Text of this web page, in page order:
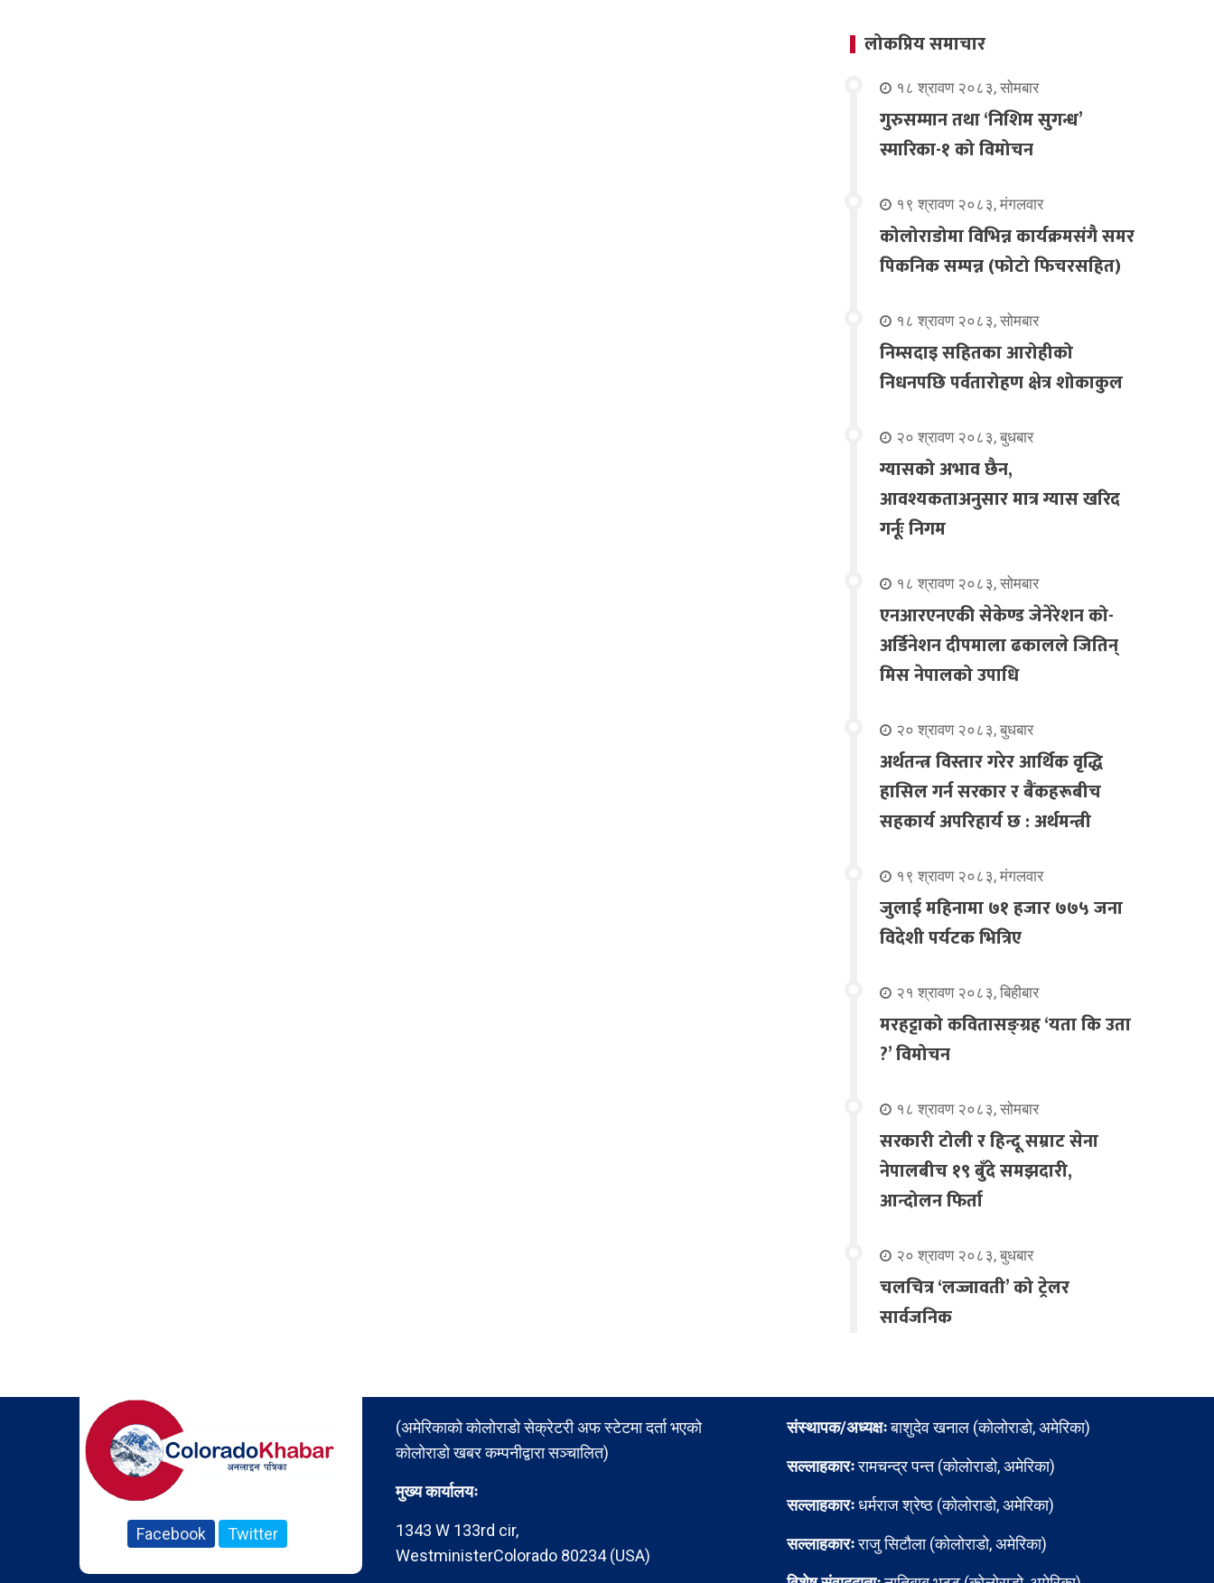
लोकप्रिय समाचार
१८ श्रावण २०८३, सोमबार
गुरुसम्मान तथा ‘निशिम सुगन्ध’
स्मारिका-१ को विमोचन
१९ श्रावण २०८३, मंगलवार
कोलोराडोमा विभिन्न कार्यक्रमसंगै समर
पिकनिक सम्पन्न (फोटो फिचरसहित)
१८ श्रावण २०८३, सोमबार
निम्सदाइ सहितका आरोहीको
निधनपछि पर्वतारोहण क्षेत्र शोकाकुल
२० श्रावण २०८३, बुधबार
ग्यासको अभाव छैन,
आवश्यकताअनुसार मात्र ग्यास खरिद
गर्नूः निगम
१८ श्रावण २०८३, सोमबार
एनआरएनएकी सेकेण्ड जेनेरेशन को-
अर्डिनेशन दीपमाला ढकालले जितिन्
मिस नेपालको उपाधि
२० श्रावण २०८३, बुधबार
अर्थतन्त्र विस्तार गरेर आर्थिक वृद्धि
हासिल गर्न सरकार र बैंकहरूबीच
सहकार्य अपरिहार्य छ : अर्थमन्त्री
१९ श्रावण २०८३, मंगलवार
जुलाई महिनामा ७१ हजार ७७५ जना
विदेशी पर्यटक भित्रिए
२१ श्रावण २०८३, बिहीबार
मरहट्टाको कवितासङ्ग्रह ‘यता कि उता
?’ विमोचन
१८ श्रावण २०८३, सोमबार
सरकारी टोली र हिन्दू सम्राट सेना
नेपालबीच १९ बुँदे समझदारी,
आन्दोलन फिर्ता
२० श्रावण २०८३, बुधबार
चलचित्र ‘लज्जावती’ को ट्रेलर
सार्वजनिक
Facebook Twitter
(अमेरिकाको कोलोराडो सेक्रेटरी अफ स्टेटमा दर्ता भएको
कोलोराडो खबर कम्पनीद्वारा सञ्चालित)
मुख्य कार्यालयः
1343 W 133rd cir,
WestministerColorado 80234 (USA)
संस्थापक/अध्यक्षःबाशुदेव खनाल (कोलोराडो, अमेरिका)
सल्लाहकारःरामचन्द्र पन्त (कोलोराडो, अमेरिका)
सल्लाहकारःधर्मराज श्रेष्ठ (कोलोराडो, अमेरिका)
सल्लाहकारःराजु सिटौला (कोलोराडो, अमेरिका)